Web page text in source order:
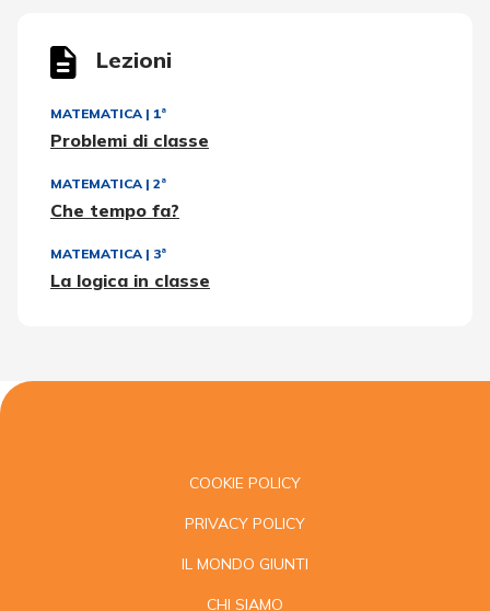
Lezioni
MATEMATICA | 1ª
Problemi di classe
MATEMATICA | 2ª
Che tempo fa?
MATEMATICA | 3ª
La logica in classe
COOKIE POLICY
PRIVACY POLICY
IL MONDO GIUNTI
CHI SIAMO